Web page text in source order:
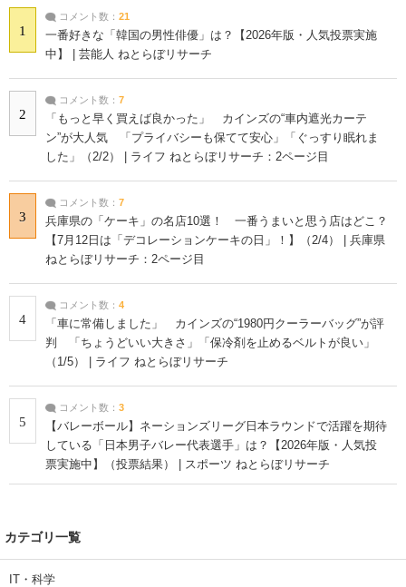
1
コメント数： 21
一番好きな「韓国の男性俳優」は？【2026年版・人気投票実施
中】 | 芸能人 ねとらぼリサーチ
2
コメント数： 7
「もっと早く買えば良かった」 カインズの“車内遮光カーテ
ン”が大人気 「プライバシーも保てて安心」「ぐっすり眠れま
した」（2/2） | ライフ ねとらぼリサーチ：2ページ目
3
コメント数： 7
兵庫県の「ケーキ」の名店10選！ 一番うまいと思う店はどこ？
【7月12日は「デコレーションケーキの日」！】（2/4） | 兵庫県
ねとらぼリサーチ：2ページ目
4
コメント数： 4
「車に常備しました」 カインズの“1980円クーラーバッグ”が評
判 「ちょうどいい大きさ」「保冷剤を止めるベルトが良い」
（1/5） | ライフ ねとらぼリサーチ
5
コメント数： 3
【バレーボール】ネーションズリーグ日本ラウンドで活躍を期待
している「日本男子バレー代表選手」は？【2026年版・人気投
票実施中】（投票結果） | スポーツ ねとらぼリサーチ
カテゴリ一覧
IT・科学